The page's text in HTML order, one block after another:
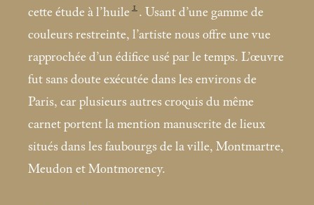
cette étude à l’huile 1 . Usant d’une gamme de
couleurs restreinte, l’artiste nous offre une vue
rapprochée d’un édifice usé par le temps. L’œuvre
fut sans doute exécutée dans les environs de
Paris, car plusieurs autres croquis du même
carnet portent la mention manuscrite de lieux
situés dans les faubourgs de la ville, Montmartre,
Meudon et Montmorency.